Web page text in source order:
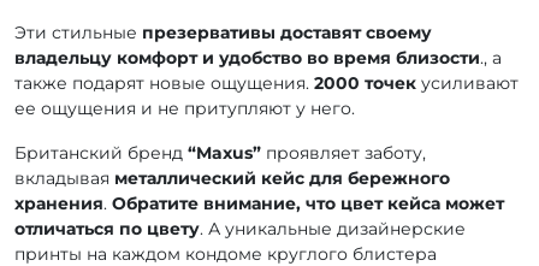
Эти стильные презервативы доставят своему
владельцу комфорт и удобство во время близости., а
также подарят новые ощущения. 2000 точек усиливают
ее ощущения и не притупляют у него.
Британский бренд “Maxus” проявляет заботу,
вкладывая металлический кейс для бережного
хранения. Обратите внимание, что цвет кейса может
отличаться по цвету. А уникальные дизайнерские
принты на каждом кондоме круглого блистера